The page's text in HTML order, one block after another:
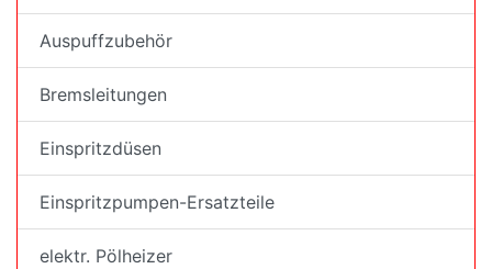
Auspuffzubehör
Bremsleitungen
Einspritzdüsen
Einspritzpumpen-Ersatzteile
elektr. Pölheizer